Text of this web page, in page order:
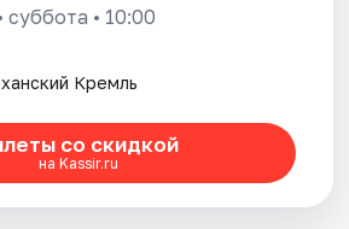
суббота • 10:00
Кремль
со скидкой
на Kassir.ru